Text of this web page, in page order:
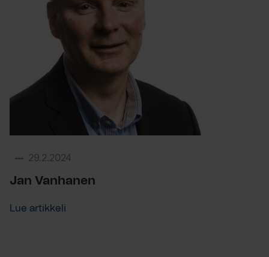
29.2.2024
Jan Vanhanen
Lue artikkeli